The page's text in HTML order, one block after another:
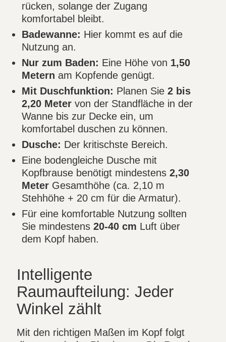
rücken, solange der Zugang
komfortabel bleibt.
Badewanne: Hier kommt es auf die
Nutzung an.
Nur zum Baden: Eine Höhe von 1,50
Metern am Kopfende genügt.
Mit Duschfunktion: Planen Sie2 bis
2,20 Meter von der Standfläche in der
Wanne bis zur Decke ein, um
komfortabel duschen zu können.
Dusche: Der kritischste Bereich.
Eine bodengleiche Dusche mit
Kopfbrause benötigt mindestens2,30
Meter Gesamthöhe (ca. 2,10 m
Stehhöhe + 20 cm für die Armatur).
Für eine komfortable Nutzung sollten
Sie mindestens20-40 cm Luft über
dem Kopf haben.
Intelligente
Raumaufteilung: Jeder
Winkel zählt
Mit den richtigen Maßen im Kopf folgt